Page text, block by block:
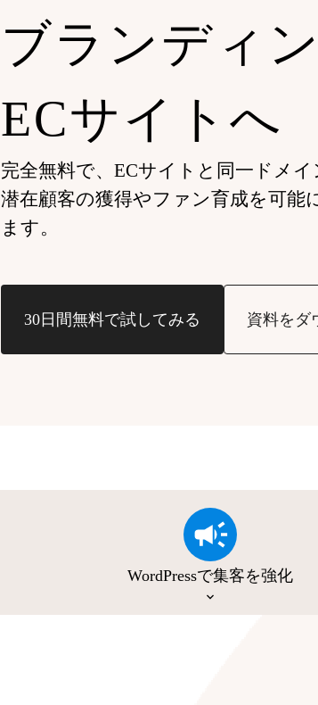
ブランディ
ECサイトへ
完全無料で、ECサイトと同一ドメイ
潜在顧客の獲得やファン育成を可能
ます。
30日間無料で試してみる 資料をダ
WordPressで集客を強化